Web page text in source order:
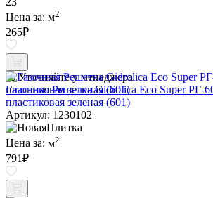
Цена за: м2
265₽
Уточняйте у менеджера
Газонная Решетка Gidrolica Eco Super РГ-
пластиковая зеленая (601)
Артикул: 1230102
Цена за: м2
791₽